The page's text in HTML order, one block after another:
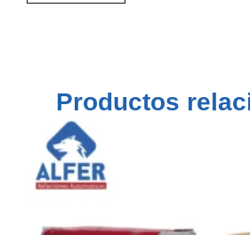
Productos